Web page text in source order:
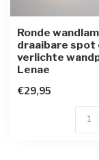
Ronde
draaibare spot
verlichte
Lenae
€29,95